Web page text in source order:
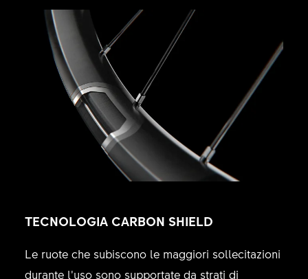
TECNOLOGIA CARBON SHIELD
Le ruote che subiscono le maggiori sollecitazioni
durante l’uso sono supportate da strati di